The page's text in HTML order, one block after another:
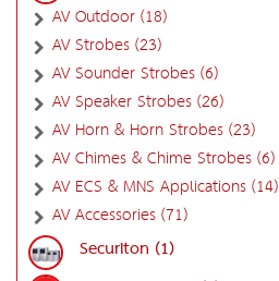
AV Outdoor (18)
AV Strobes (23)
AV Sounder Strobes (6)
AV Speaker Strobes (26)
AV Horn & Horn Strobes (23)
AV Chimes & Chime Strobes (6)
AV ECS & MNS Applications (14)
AV Accessories (71)
Securiton (1)